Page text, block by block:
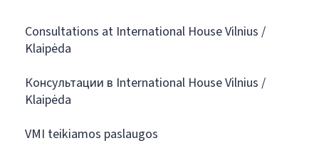
Consultations at International House Vilnius /
Klaipėda
Консультации в International House Vilnius /
Klaipėda
VMI teikiamos paslaugos